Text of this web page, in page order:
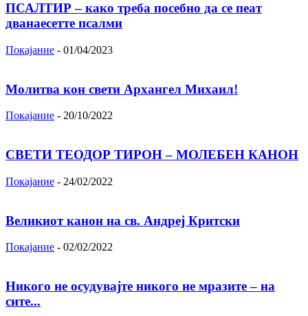
ПСАЛТИР – како треба посебно да се пеат
дванаесетте псалми
Покајание - 01/04/2023
Молитва кон свети Архангел Михаил!
Покајание - 20/10/2022
СВЕТИ ТЕОДОР ТИРОН – МОЛЕБЕН КАНОН
Покајание - 24/02/2022
Великиот канон на св. Андреј Критски
Покајание - 02/02/2022
Никого не осудувајте никого не мразите – на
сите...